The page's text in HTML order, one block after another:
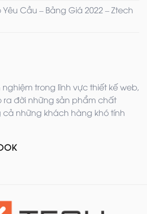
Yêu Cầu – Bảng Giá 2022 – Ztech
trong lĩnh vực thiết kế web,
ra đời những sản phẩm chất
cả những khách hàng khó tính